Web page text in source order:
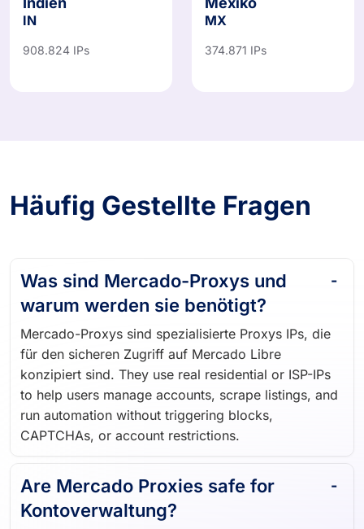
Indien
IN
908.824 IPs
Mexiko
MX
374.871 IPs
Häufig Gestellte Fragen
Was sind Mercado-Proxys und
warum werden sie benötigt?
Mercado-Proxys sind spezialisierte Proxys IPs, die
für den sicheren Zugriff auf Mercado Libre
konzipiert sind. They use real residential or ISP-IPs
to help users manage accounts, scrape listings, and
run automation without triggering blocks,
CAPTCHAs, or account restrictions.
Are Mercado Proxies safe for
Kontoverwaltung?